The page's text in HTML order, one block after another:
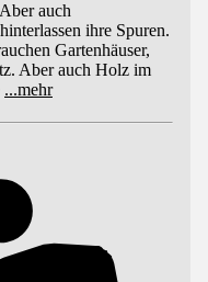
auch
ihre Spuren.
Gartenhäuser,
Aber auch Holz im
...mehr